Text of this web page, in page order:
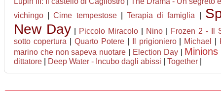
vichingo |Cime tempestose|Terapia di famiglia
New Day
Piccolo Miracolo Nino
Frozen 2 - Il
sotto copertura
Quarto Potere| Il prigioniero| Michael
marino che non sapeva nuotare
Election Day|
dittatore Deep Water - Incubo dagli abissi Together